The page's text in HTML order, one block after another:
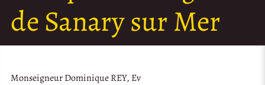
de Sanary sur Mer
Monseigneur Dominique REY, Ev